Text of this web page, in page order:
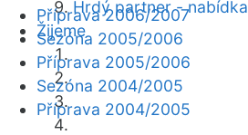
Hrdý partner - nabídka
Žijeme
Příprava 2006/2007
Sezóna 2005/2006
Příprava 2005/2006
Sezóna 2004/2005
Příprava 2004/2005